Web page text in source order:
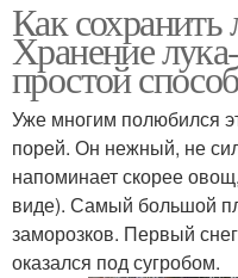
Как сохранить
Хранение
простой
Уже многим полюбился
порей. Он нежный, не
напоминает скорее
виде). Самый большой
заморозков. Первый
оказался под сугробом.